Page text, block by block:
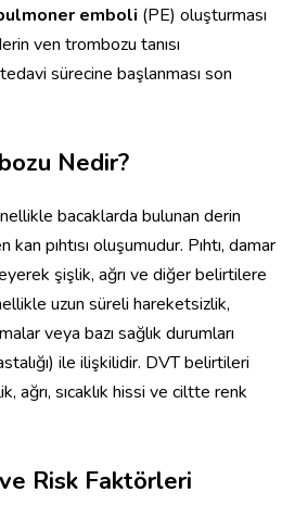
emboli (PE) oluşturması
ven trombozu tanısı
sürecine başlanması son
Nedir?
bacaklarda bulunan derin
pıhtısı oluşumudur. Pıhtı, damar
şişlik, ağrı ve diğer belirtilere
uzun süreli hareketsizlik,
veya bazı sağlık durumları
ile ilişkilidir. DVT belirtileri
ağrı, sıcaklık hissi ve ciltte renk
Risk Faktörleri